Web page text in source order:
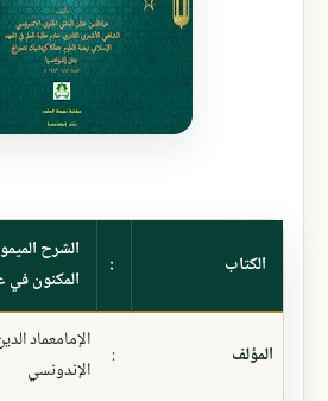
الكتاب :
الشرح
المكنون في
المؤلف :
الإمامعماد
الإندونسي